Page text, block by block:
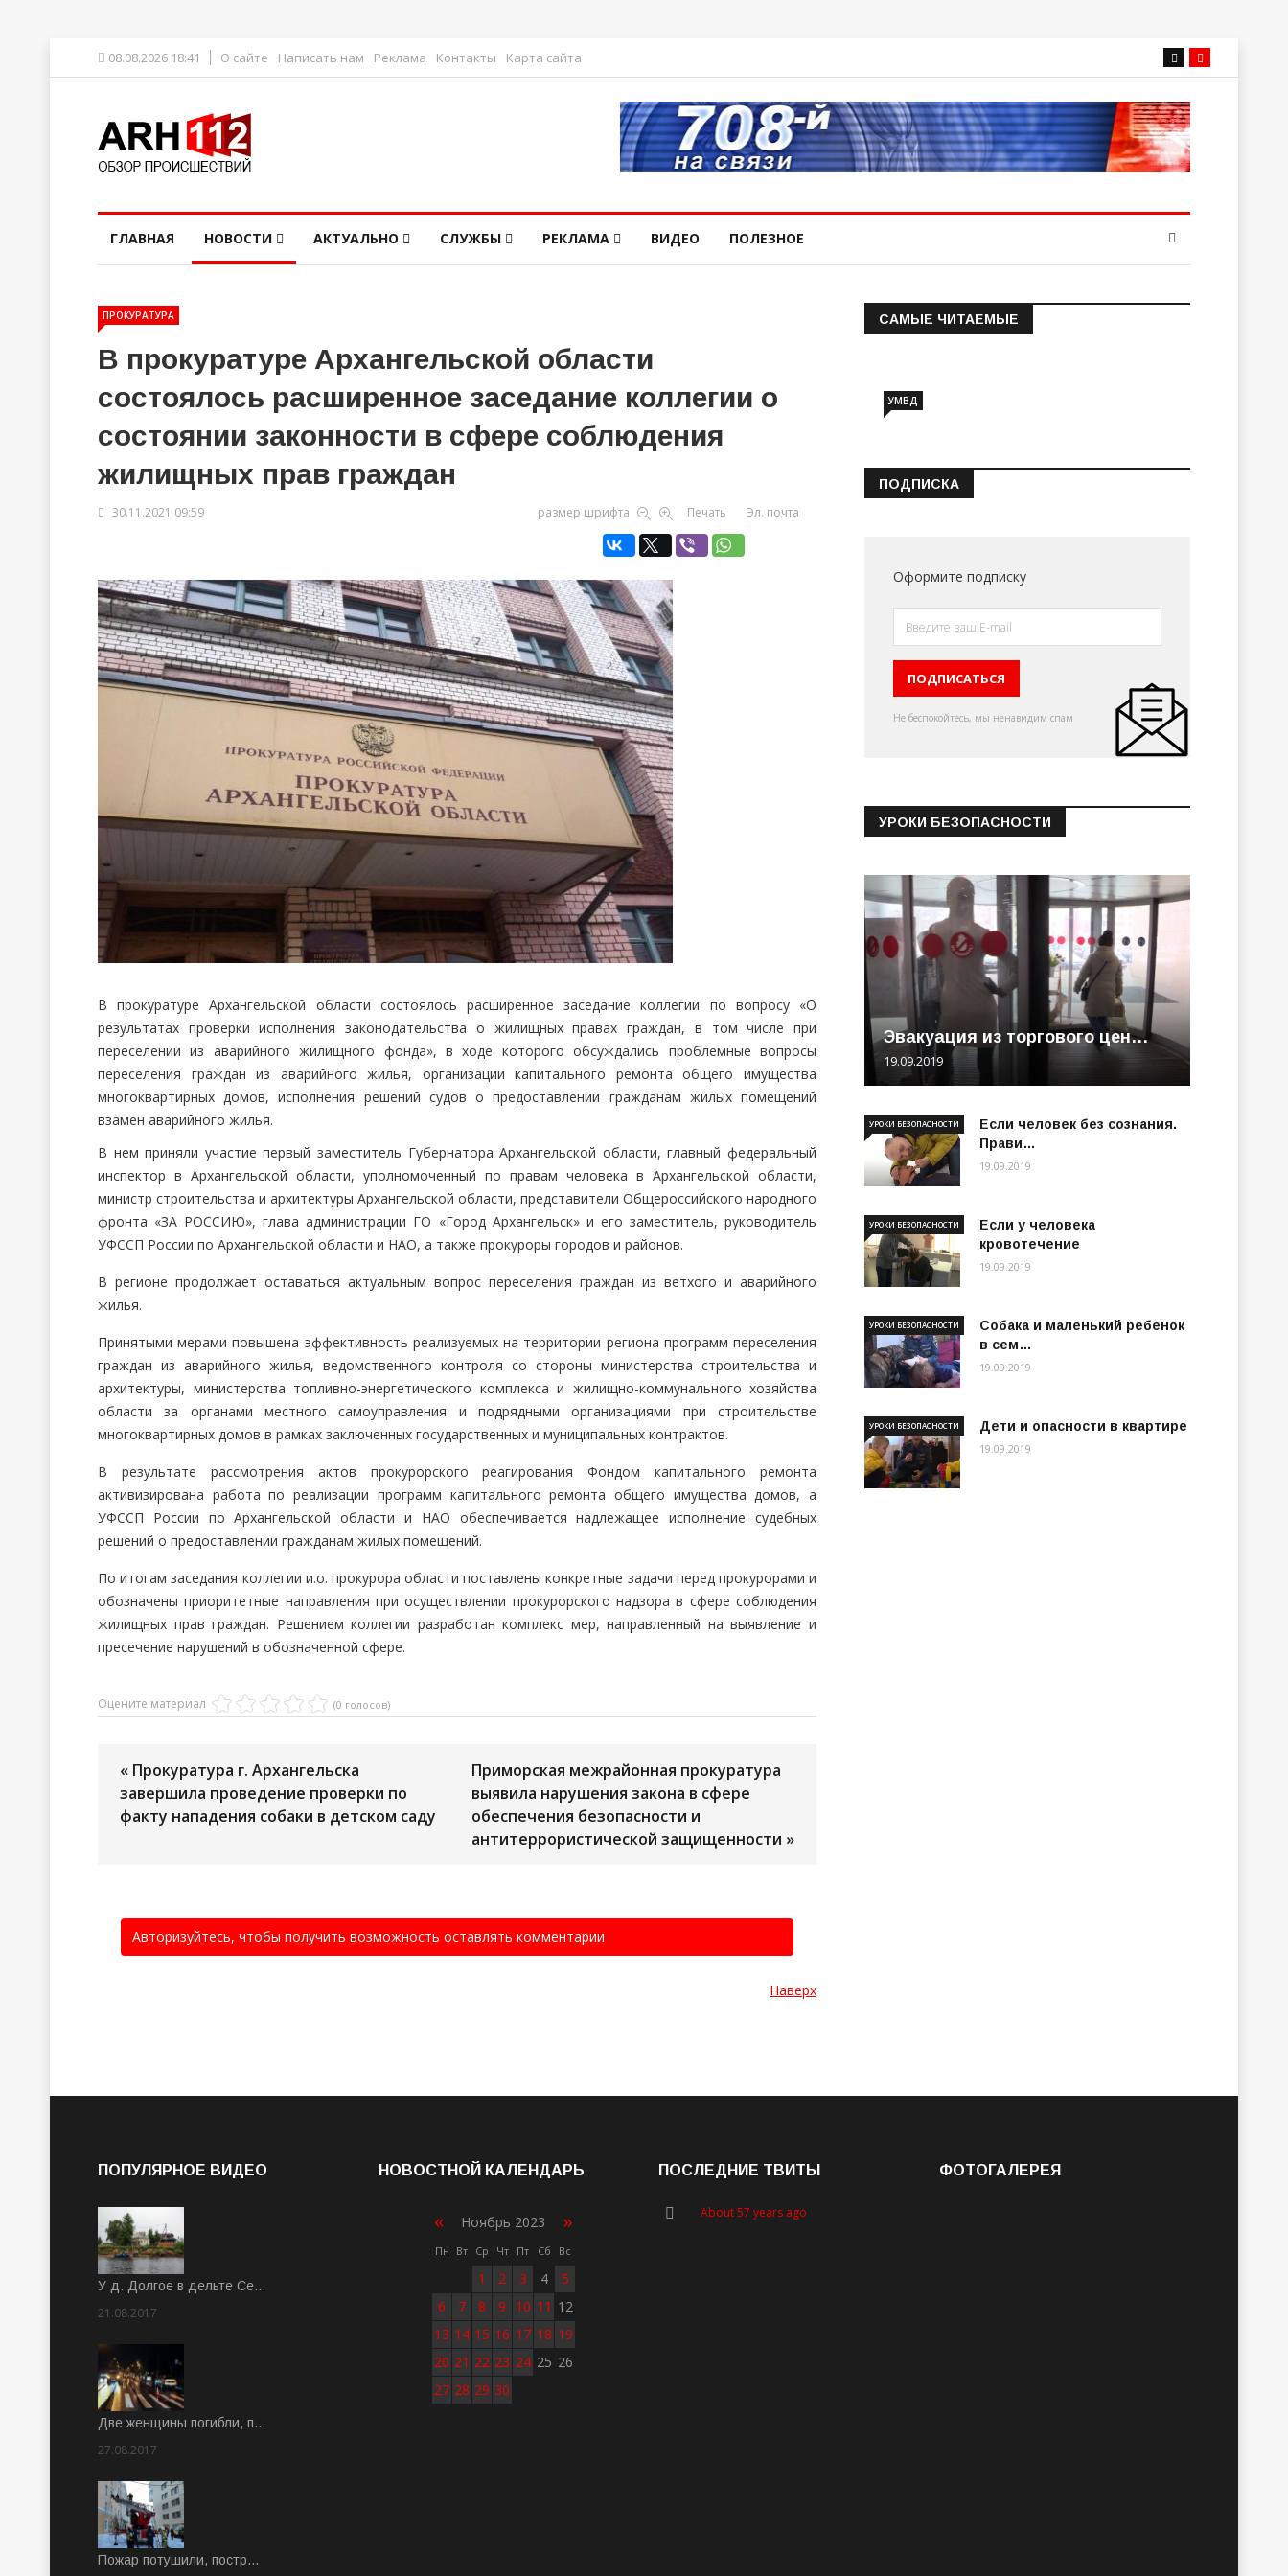
08.08.2026 18:41 О сайте Написать нам Реклама Контакты Карта сайта
ГЛАВНАЯ НОВОСТИ АКТУАЛЬНО СЛУЖБЫ РЕКЛАМА ВИДЕО ПОЛЕЗНОЕ
ПРОКУРАТУРА
В прокуратуре Архангельской области
состоялось расширенное заседание коллегии о
состоянии законности в сфере соблюдения
жилищных прав граждан
30.11.2021 09:59 размер шрифта Печать Эл. почта
В прокуратуре Архангельской области состоялось расширенное заседание коллегии по вопросу «О
результатах проверки исполнения законодательства о жилищных правах граждан, в том числе при
переселении из аварийного жилищного фонда», в ходе которого обсуждались проблемные вопросы
переселения граждан из аварийного жилья, организации капитального ремонта общего имущества
многоквартирных домов, исполнения решений судов о предоставлении гражданам жилых помещений
взамен аварийного жилья.
В нем приняли участие первый заместитель Губернатора Архангельской области, главный федеральный
инспектор в Архангельской области, уполномоченный по правам человека в Архангельской области,
министр строительства и архитектуры Архангельской области, представители Общероссийского народного
фронта «ЗА РОССИЮ», глава администрации ГО «Город Архангельск» и его заместитель, руководитель
УФССП России по Архангельской области и НАО, а также прокуроры городов и районов.
В регионе продолжает оставаться актуальным вопрос переселения граждан из ветхого и аварийного
жилья.
Принятыми мерами повышена эффективность реализуемых на территории региона программ переселения
граждан из аварийного жилья, ведомственного контроля со стороны министерства строительства и
архитектуры, министерства топливно-энергетического комплекса и жилищно-коммунального хозяйства
области за органами местного самоуправления и подрядными организациями при строительстве
многоквартирных домов в рамках заключенных государственных и муниципальных контрактов.
В результате рассмотрения актов прокурорского реагирования Фондом капитального ремонта
активизирована работа по реализации программ капитального ремонта общего имущества домов, а
УФССП России по Архангельской области и НАО обеспечивается надлежащее исполнение судебных
решений о предоставлении гражданам жилых помещений.
По итогам заседания коллегии и.о. прокурора области поставлены конкретные задачи перед прокурорами и
обозначены приоритетные направления при осуществлении прокурорского надзора в сфере соблюдения
жилищных прав граждан. Решением коллегии разработан комплекс мер, направленный на выявление и
пресечение нарушений в обозначенной сфере.
Оцените материал (0 голосов)
« Прокуратура г. Архангельска
завершила проведение проверки по
факту нападения собаки в детском саду
Приморская межрайонная прокуратура
выявила нарушения закона в сфере
обеспечения безопасности и
антитеррористической защищенности »
Авторизуйтесь, чтобы получить возможность оставлять комментарии
Наверх
САМЫЕ ЧИТАЕМЫЕ
Информация о состоянии
УМВД
ПОДПИСКА
Оформите подписку
Не беспокойтесь, мы ненавидим спам
УРОКИ БЕЗОПАСНОСТИ
Эвакуация из торгового цен…
19.09.2019
Если человек без сознания.
Прави…
УРОКИ БЕЗОПАСНОСТИ
19.09.2019
Если у человека
кровотечение
УРОКИ БЕЗОПАСНОСТИ
19.09.2019
Собака и маленький ребенок
в сем…
УРОКИ БЕЗОПАСНОСТИ
19.09.2019
Дети и опасности в квартире
УРОКИ БЕЗОПАСНОСТИ
19.09.2019
ПОПУЛЯРНОЕ ВИДЕО
У д. Долгое в дельте Се…
21.08.2017
Две женщины погибли, п…
27.08.2017
Пожар потушили, постр…
НОВОСТНОЙ КАЛЕНДАРЬ
« Ноябрь 2023 »
Пн Вт Ср Чт Пт Сб Вс
1 2 3 4
5
6
7 8 9 10 11 12
13 14 15 16 17 18 19
20 21 22 23 24 25 26
27 28 29 30
ПОСЛЕДНИЕ ТВИТЫ
About 57 years ago
ФОТОГАЛЕРЕЯ